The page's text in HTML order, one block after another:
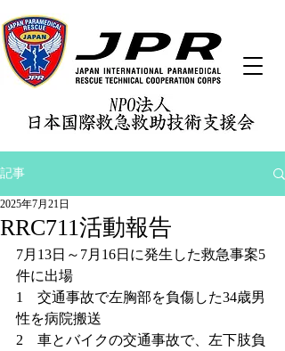
記事
RRC711活動報告
2025年7月21日
7月13日～7月16日に発生した救急事案5
件に出場
1　交通事故で左胸部を負傷した34歳男
性を病院搬送
2　車とバイクの交通事故で、左下肢負